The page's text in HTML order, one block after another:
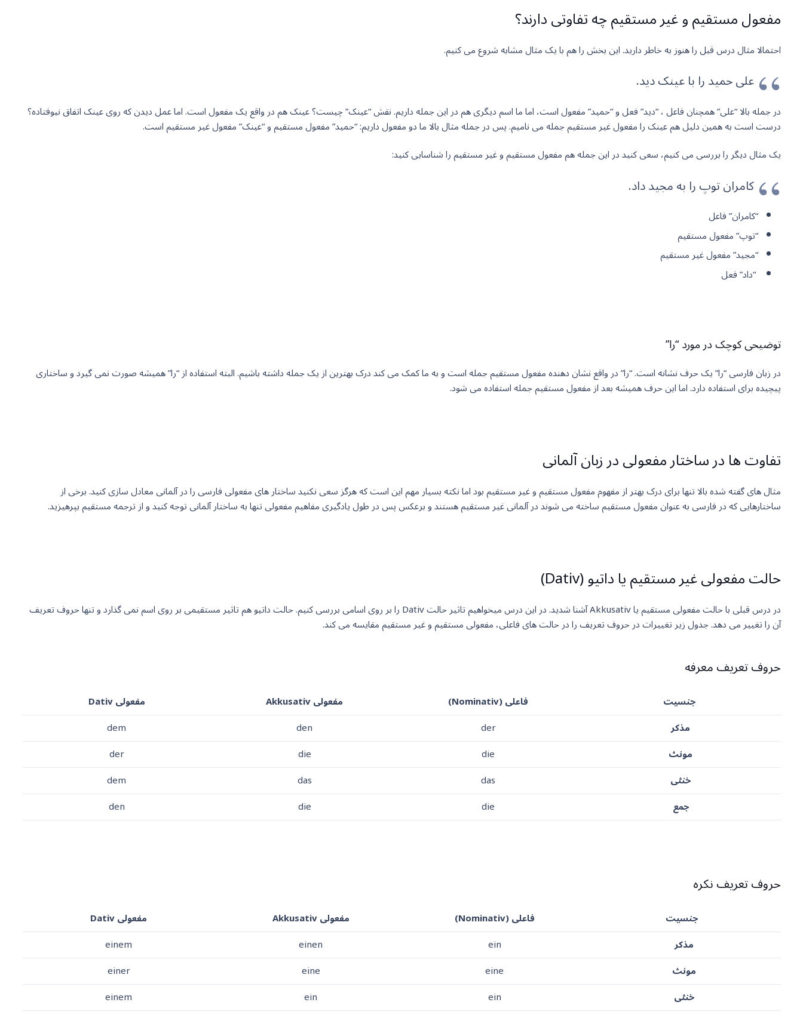
مفعول مستقیم و غیر مستقیم چه تفاوتی دارند؟
احتمالا مثال درس قبل را هنوز به خاطر دارید. این بخش را هم با یک مثال مشابه شروع می کنیم.
علی حمید را با عینک دید.
در جمله بالا “علی” همچنان فاعل ، “دید” فعل و “حمید” مفعول است، اما ما اسم دیگری هم در این جمله داریم. نقش “عینک” چیست؟ عینک هم در واقع یک مفعول است. اما عمل دیدن که روی عینک اتفاق نیوفتاده؟
درست است به همین دلیل هم عینک را مفعول غیر مستقیم جمله می نامیم. پس در جمله مثال بالا ما دو مفعول داریم: “حمید” مفعول مستقیم و “عینک” مفعول غیر مستقیم است.
یک مثال دیگر را بررسی می کنیم، سعی کنید در این جمله هم مفعول مستقیم و غیر مستقیم را شناسایی کنید:
کامران توپ را به مجید داد.
“کامران” فاعل
“توپ” مفعول مستقیم
“مجید” مفعول غیر مستقیم
“داد” فعل
توضیحی کوچک در مورد “را”
در زبان فارسی “را” یک حرف نشانه است. “را” در واقع نشان دهنده مفعول مستقیم جمله است و به ما کمک می کند درک بهترین از یک جمله داشته باشیم. البته استفاده از “را” همیشه صورت نمی گیرد و ساختاری
پیچیده برای استفاده دارد. اما این حرف همیشه بعد از مفعول مستقیم جمله استفاده می شود.
تفاوت ها در ساختار مفعولی در زبان آلمانی
مثال های گفته شده بالا تنها برای درک بهتر از مفهوم مفعول مستقیم و غیر مستقیم بود اما نکته بسیار مهم این است که هرگز سعی نکنید ساختار های مفعولی فارسی را در آلمانی معادل سازی کنید. برخی از
ساختارهایی که در فارسی به عنوان مفعول مستقیم ساخته می شوند در آلمانی غیر مستقیم هستند و برعکس پس در طول یادگیری مفاهیم مفعولی تنها به ساختار آلمانی توجه کنید و از ترجمه مستقیم بپرهیزید.
حالت مفعولی غیر مستقیم یا داتیو (Dativ)
در درس قبلی با حالت مفعولی مستقیم یا Akkusativ آشنا شدید. در این درس میخواهیم تاثیر حالت Dativ را بر روی اسامی بررسی کنیم. حالت داتیو هم تاثیر مستقیمی بر روی اسم نمی گذارد و تنها حروف تعریف
آن را تغییر می دهد. جدول زیر تغییرات در حروف تعریف را در حالت های فاعلی، مفعولی مستقیم و غیر مستقیم مقایسه می کند.
حروف تعریف معرفه
جنسیت فاعلی (Nominativ) مفعولی Akkusativ
مفعولی Dativ
مذکر
der
den
dem
مونث
die
die
der
خنثی
das
das
dem
جمع
die
die
den
حروف تعریف نکره
جنسیت فاعلی (Nominativ) مفعولی Akkusativ
مفعولی Dativ
مذکر
ein
einen
einem
مونث
eine
eine
einer
خنثی
ein
ein
einem